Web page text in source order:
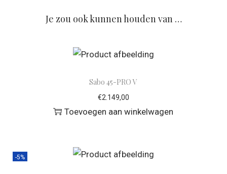
Je zou ook kunnen houden van …
Sabo 45-PRO V
€2.149,00
Toevoegen aan winkelwagen
-5%